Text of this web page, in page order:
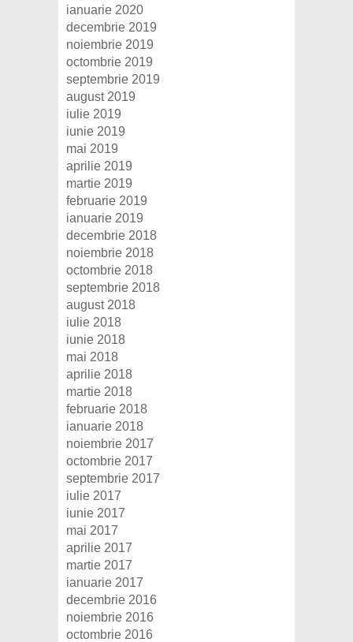
ianuarie 2020
decembrie 2019
noiembrie 2019
octombrie 2019
septembrie 2019
august 2019
iulie 2019
iunie 2019
mai 2019
aprilie 2019
martie 2019
februarie 2019
ianuarie 2019
decembrie 2018
noiembrie 2018
octombrie 2018
septembrie 2018
august 2018
iulie 2018
iunie 2018
mai 2018
aprilie 2018
martie 2018
februarie 2018
ianuarie 2018
noiembrie 2017
octombrie 2017
septembrie 2017
iulie 2017
iunie 2017
mai 2017
aprilie 2017
martie 2017
ianuarie 2017
decembrie 2016
noiembrie 2016
octombrie 2016